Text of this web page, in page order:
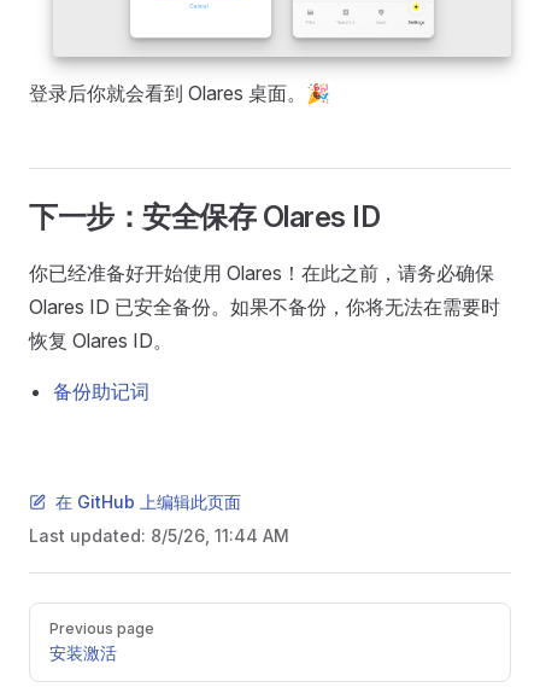
登录后你就会看到 Olares 桌面。🎉
下一步：安全保存 Olares ID
你已经准备好开始使用 Olares！在此之前，请务必确保
Olares ID 已安全备份。如果不备份，你将无法在需要时
恢复 Olares ID。
备份助记词
在 GitHub 上编辑此页面
Last updated: 8/5/26, 11:44 AM
PagerPrevious page
安装激活